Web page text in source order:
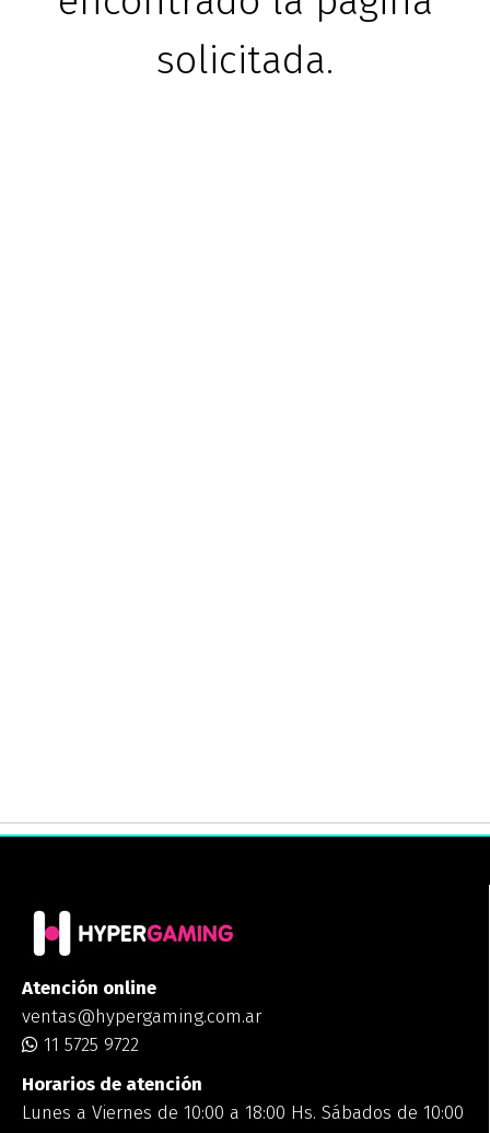
solicitada.
Atención online
ventas@hypergaming.com.ar
11 5725 9722
Horarios de atención
Lunes a Viernes de 10:00 a 18:00 Hs. Sábados de 10:00